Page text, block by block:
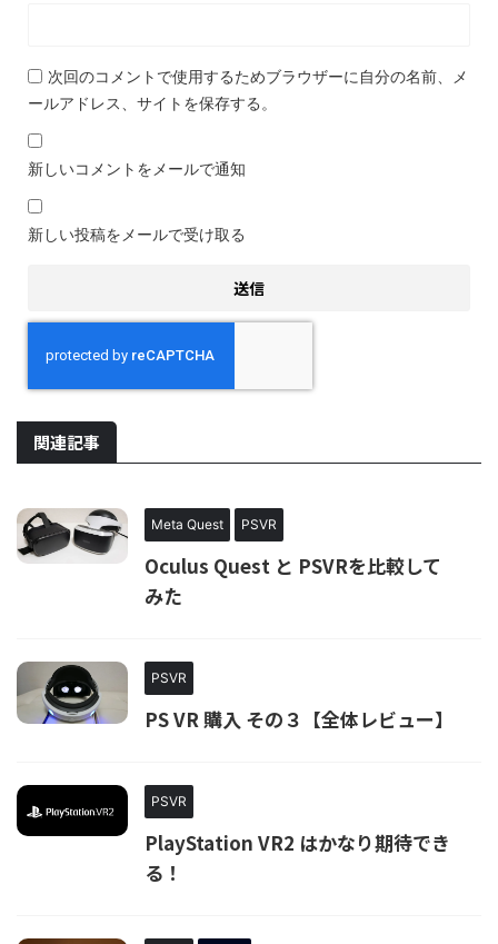
次回のコメントで使用するためブラウザーに自分の名前、メ
ールアドレス、サイトを保存する。
新しいコメントをメールで通知
新しい投稿をメールで受け取る
関連記事
Meta Quest PSVR
Oculus Quest と PSVRを比較して
みた
PSVR
PS VR 購入 その３【全体レビュー】
PSVR
PlayStation VR2 はかなり期待でき
る！